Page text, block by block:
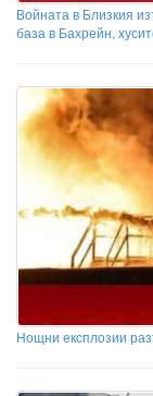
Войната в Близкия
база в Бахрейн,
Нощни експлозии